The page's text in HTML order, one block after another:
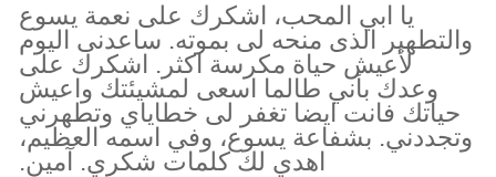
يا ابي المحب، اشكرك على نعمة يسوع
والتطهير الذى منحه لى بموته. ساعدنى اليوم
لأعيش حياة مكرسة اكثر. اشكرك على
وعدك بأني طالما اسعى لمشيئتك واعيش
حياتك فانت ايضا تغفر لى خطاياي وتطهرني
وتجددني. بشفاعة يسوع، وفي اسمه العظيم،
اهدي لك كلمات شكري. آمين.